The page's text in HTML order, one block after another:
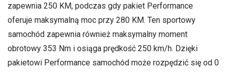
zapewnia 250 KM, podczas gdy pakiet Performance
oferuje maksymalną moc przy 280 KM. Ten sportowy
samochód zapewnia również maksymalny moment
obrotowy 353 Nm i osiąga prędkość 250 km/h. Dzięki
pakietowi Performance samochód może rozpędzić się od 0